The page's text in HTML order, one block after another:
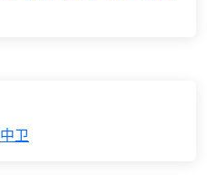
中卫